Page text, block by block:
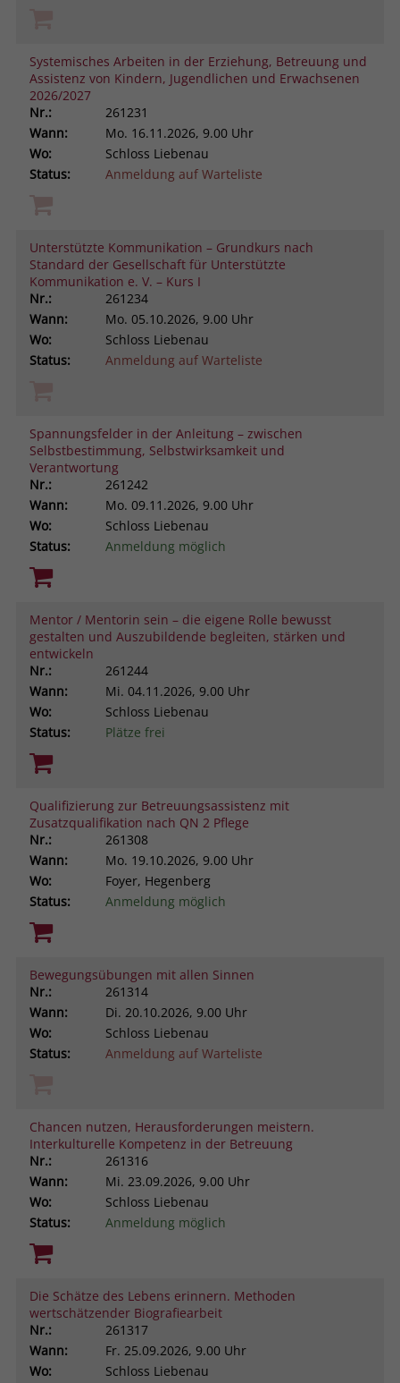
Systemisches Arbeiten in der Erziehung, Betreuung und
Assistenz von Kindern, Jugendlichen und Erwachsenen
2026/2027
Nr.:
261231
Wann:
Mo. 16.11.2026, 9.00 Uhr
Wo:
Schloss Liebenau
Status:
Anmeldung auf Warteliste
Unterstützte Kommunikation – Grundkurs nach
Standard der Gesellschaft für Unterstützte
Kommunikation e. V. – Kurs I
Nr.:
261234
Wann:
Mo. 05.10.2026, 9.00 Uhr
Wo:
Schloss Liebenau
Status:
Anmeldung auf Warteliste
Spannungsfelder in der Anleitung – zwischen
Selbstbestimmung, Selbstwirksamkeit und
Verantwortung
Nr.:
261242
Wann:
Mo. 09.11.2026, 9.00 Uhr
Wo:
Schloss Liebenau
Status:
Anmeldung möglich
Mentor / Mentorin sein – die eigene Rolle bewusst
gestalten und Auszubildende begleiten, stärken und
entwickeln
Nr.:
261244
Wann:
Mi. 04.11.2026, 9.00 Uhr
Wo:
Schloss Liebenau
Status:
Plätze frei
Qualifizierung zur Betreuungsassistenz mit
Zusatzqualifikation nach QN 2 Pflege
Nr.:
261308
Wann:
Mo. 19.10.2026, 9.00 Uhr
Wo:
Foyer, Hegenberg
Status:
Anmeldung möglich
Bewegungsübungen mit allen Sinnen
Nr.:
261314
Wann:
Di. 20.10.2026, 9.00 Uhr
Wo:
Schloss Liebenau
Status:
Anmeldung auf Warteliste
Chancen nutzen, Herausforderungen meistern.
Interkulturelle Kompetenz in der Betreuung
Nr.:
261316
Wann:
Mi. 23.09.2026, 9.00 Uhr
Wo:
Schloss Liebenau
Status:
Anmeldung möglich
Die Schätze des Lebens erinnern. Methoden
wertschätzender Biografiearbeit
Nr.:
261317
Wann:
Fr. 25.09.2026, 9.00 Uhr
Wo:
Schloss Liebenau